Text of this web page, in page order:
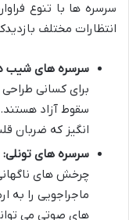
سرسره ها با تنوع
انتظارات مختلف
سرسره های شیب
برای کسانی
سقوط آزاد
انگیز که ضربان
سرسره های تونلی:
چرخش های
ماجراجویی را به
های صوتی می